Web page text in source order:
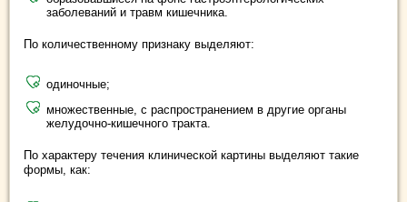
заболеваний и травм кишечника.
По количественному признаку выделяют:
одиночные;
множественные, с распространением в другие органы
желудочно-кишечного тракта.
По характеру течения клинической картины выделяют такие
формы, как: